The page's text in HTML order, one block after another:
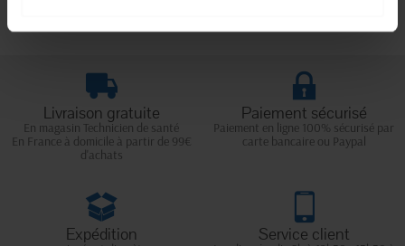
Livraison gratuite
En magasin Technicien de santé
En France à domicile à partir de 99€
d'achats
Paiement sécurisé
Paiement en ligne 100% sécurisé par
carte bancaire ou Paypal
Expédition Service client